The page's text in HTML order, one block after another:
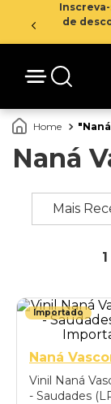
de
Naná
Mais
1
Importado
Naná
Vinil Naná
- Saudades